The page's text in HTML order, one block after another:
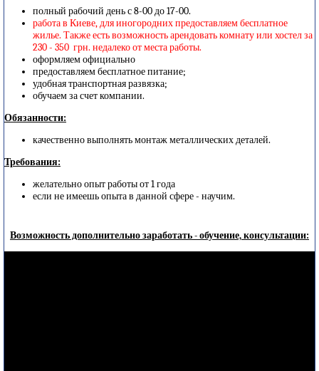
полный рабочий день с 8-00 до 17-00.
работа в Киеве, для иногородних предоставляем бесплатное
жилье. Также есть возможность арендовать комнату или хостел за
230 - 350 грн. недалеко от места работы.
оформляем официально
предоставляем бесплатное питание;
удобная транспортная развязка;
обучаем за счет компании.
Обязанности:
качественно выполнять монтаж металлических деталей.
Требования:
желательно опыт работы от 1 года
если не имеешь опыта в данной сфере - научим.
Возможность дополнительно заработать - обучение, консультации: